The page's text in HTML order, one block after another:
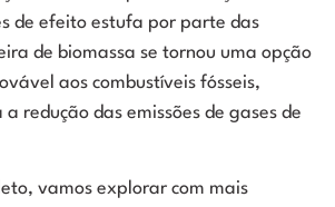
de efeito estufa por parte das
de biomassa se tornou uma opção
aos combustíveis fósseis,
redução das emissões de gases de
vamos explorar com mais